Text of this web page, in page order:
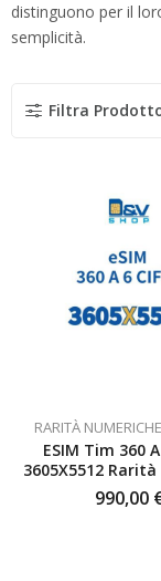
distinguono per il
semplicità.
Filtra
RARITÀ
ESIM Tim 360
3605X5512
990,00